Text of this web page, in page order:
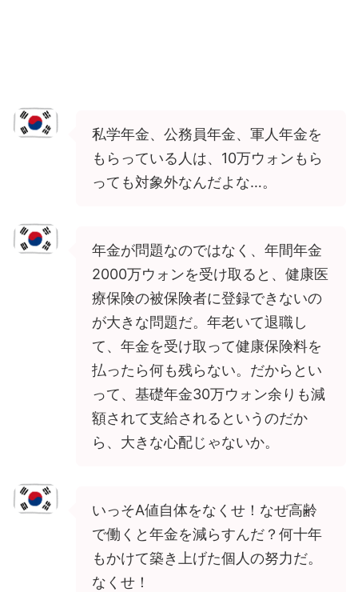
私学年金、公務員年金、軍人年金を
もらっている人は、10万ウォンもら
っても対象外なんだよな…。
年金が問題なのではなく、年間年金
2000万ウォンを受け取ると、健康医
療保険の被保険者に登録できないの
が大きな問題だ。年老いて退職し
て、年金を受け取って健康保険料を
払ったら何も残らない。だからとい
って、基礎年金30万ウォン余りも減
額されて支給されるというのだか
ら、大きな心配じゃないか。
いっそA値自体をなくせ！なぜ高齢
で働くと年金を減らすんだ？何十年
もかけて築き上げた個人の努力だ。
なくせ！